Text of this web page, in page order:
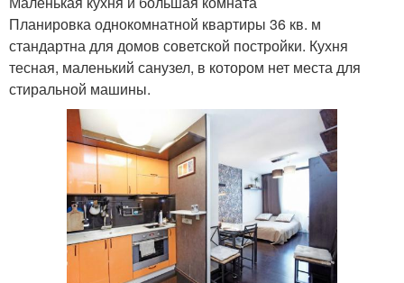
Планировка однокомнатной квартиры 36 кв. м
стандартна для домов советской постройки. Кухня
тесная, маленький санузел, в котором нет места для
стиральной машины.